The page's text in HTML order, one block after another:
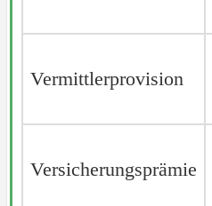
Vermittlerprovision
Versicherungsprämie